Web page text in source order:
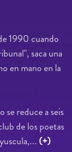
1990 cuando
saca una
en mano en la
se reduce a seis
de los poetas
(+)